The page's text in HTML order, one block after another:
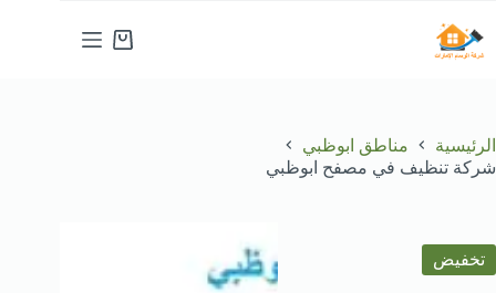
إلى
المحتوى
عربة
الرئيسية
مناطق ابوظبي
شركة تنظيف في مصفح ابوظبي
تخفيض